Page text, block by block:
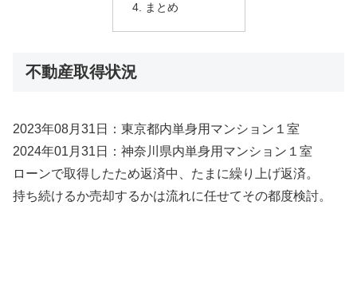
まとめ
不動産取得状況
2023年08月31日：東京都内単身用マンション１室
2024年01月31日：神奈川県内単身用マンション１室
ローンで取得したため返済中、たまに繰り上げ返済。
持ち続けるか売却するかは流れに任せてその都度検討。